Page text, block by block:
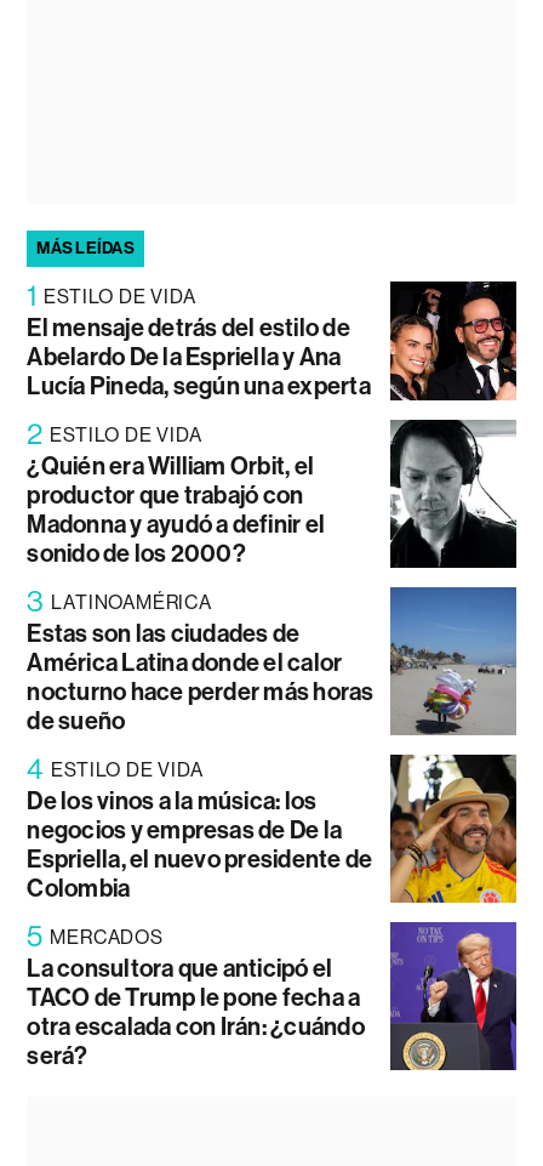
MÁS LEÍDAS
1 ESTILO DE VIDA
El mensaje detrás del estilo de
Abelardo De la Espriella y Ana
Lucía Pineda, según una experta
2 ESTILO DE VIDA
¿Quién era William Orbit, el
productor que trabajó con
Madonna y ayudó a definir el
sonido de los 2000?
3 LATINOAMÉRICA
Estas son las ciudades de
América Latina donde el calor
nocturno hace perder más horas
de sueño
4 ESTILO DE VIDA
De los vinos a la música: los
negocios y empresas de De la
Espriella, el nuevo presidente de
Colombia
5 MERCADOS
La consultora que anticipó el
TACO de Trump le pone fecha a
otra escalada con Irán: ¿cuándo
será?